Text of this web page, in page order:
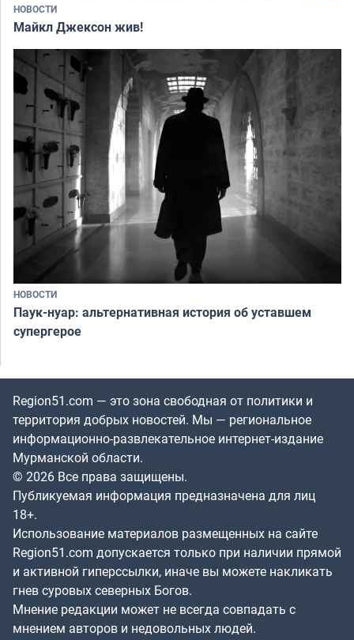
НОВОСТИ
Майкл Джексон жив!
НОВОСТИ
Паук-нуар: альтернативная история об уставшем
супергерое
Region51.com — это зона свободная от политики и
территория добрых новостей. Мы — региональное
информационно-развлекательное интернет-издание
Мурманской области.
© 2026 Все права защищены.
Публикуемая информация предназначена для лиц
18+.
Использование материалов размещенных на сайте
Region51.com допускается только при наличии прямой
и активной гиперссылки, иначе вы можете накликать
гнев суровых северных Богов.
Мнение редакции может не всегда совпадать с
мнением авторов и недовольных людей.